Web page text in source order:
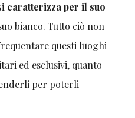
caratterizza per il suo
bianco. Tutto ciò non
questi luoghi
ed esclusivi, quanto
per poterli